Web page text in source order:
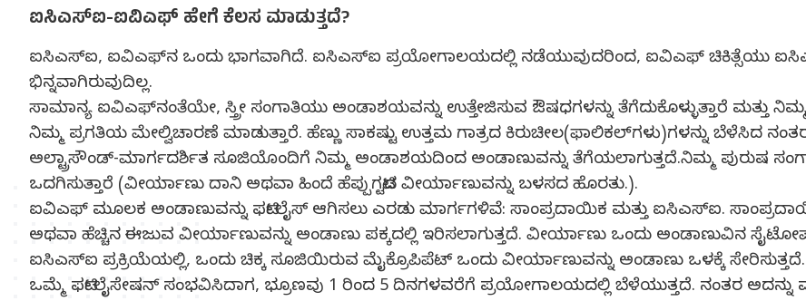
ಐಸಿಎಸ್‍ಐ-ಐವಿಎಫ್ ಹೇಗೆ ಕೆಲಸ ಮಾಡುತ್ತದೆ?
ಐಸಿಎಸ್‍ಐ, ಐವಿಎಫ್‍ನ ಒಂದು ಭಾಗವಾಗಿದೆ. ಐಸಿಎಸ್‍ಐ ಪ್ರಯೋಗಾಲಯದಲ್ಲಿ ನಡೆಯುವುದರಿಂದ, ಐವಿಎಫ್ ಚಿಕಿತ್ಸೆಯು
ಭಿನ್ನವಾಗಿರುವುದಿಲ್ಲ.
ಸಾಮಾನ್ಯ ಐವಿಎಫ್‍ನಂತೆಯೇ, ಸ್ತ್ರೀ ಸಂಗಾತಿಯು ಅಂಡಾಶಯವನ್ನು ಉತ್ತೇಜಿಸುವ ಔಷಧಗಳನ್ನು ತೆಗೆದುಕೊಳ್ಳುತ್ತಾರೆ ಮತ್ತು ನಿಮ್ಮ
ನಿಮ್ಮ ಪ್ರಗತಿಯ ಮೇಲ್ವಿಚಾರಣೆ ಮಾಡುತ್ತಾರೆ. ಹೆಣ್ಣು ಸಾಕಷ್ಟು ಉತ್ತಮ ಗಾತ್ರದ ಕಿರುಚೀಲ(ಫಾಲಿಕಲ್‍ಗಳು)ಗಳನ್ನು ಬೆಳೆಸಿದ
ಅಲ್ಟ್ರಾಸೌಂಡ್-ಮಾರ್ಗದರ್ಶಿತ ಸೂಜಿಯೊಂದಿಗೆ ನಿಮ್ಮ ಅಂಡಾಶಯದಿಂದ ಅಂಡಾಣುವನ್ನು ತೆಗೆಯಲಾಗುತ್ತದೆ.ನಿಮ್ಮ ಪುರುಷ
ಒದಗಿಸುತ್ತಾರೆ (ವೀರ್ಯಾಣು ದಾನಿ ಅಥವಾ ಹಿಂದೆ ಹೆಪ್ಪುಗಟ್ಟಿದ ವೀರ್ಯಾಣುವನ್ನು ಬಳಸದ ಹೊರತು.).
ಐವಿಎಫ್ ಮೂಲಕ ಅಂಡಾಣುವನ್ನು ಫರ್ಟಿಲೈಸ್ ಆಗಿಸಲು ಎರಡು ಮಾರ್ಗಗಳಿವೆ: ಸಾಂಪ್ರದಾಯಿಕ ಮತ್ತು ಐಸಿಎಸ್‍ಐ.
ಅಥವಾ ಹೆಚ್ಚಿನ ಈಜುವ ವೀರ್ಯಾಣುವನ್ನು ಅಂಡಾಣು ಪಕ್ಕದಲ್ಲಿ ಇರಿಸಲಾಗುತ್ತದೆ. ವೀರ್ಯಾಣು ಒಂದು ಅಂಡಾಣುವಿನ
ಐಸಿಎಸ್‍ಐ ಪ್ರಕ್ರಿಯೆಯಲ್ಲಿ, ಒಂದು ಚಿಕ್ಕ ಸೂಜಿಯಿರುವ ಮೈಕ್ರೊಪಿಪೆಟ್ ಒಂದು ವೀರ್ಯಾಣುವನ್ನು ಅಂಡಾಣು ಒಳಕ್ಕೆ
ಒಮ್ಮೆ ಫರ್ಟಿಲೈಸೇಷನ್ ಸಂಭವಿಸಿದಾಗ, ಭ್ರೂಣವು 1 ರಿಂದ 5 ದಿನಗಳವರೆಗೆ ಪ್ರಯೋಗಾಲಯದಲ್ಲಿ ಬೆಳೆಯುತ್ತದೆ. ನಂತರ